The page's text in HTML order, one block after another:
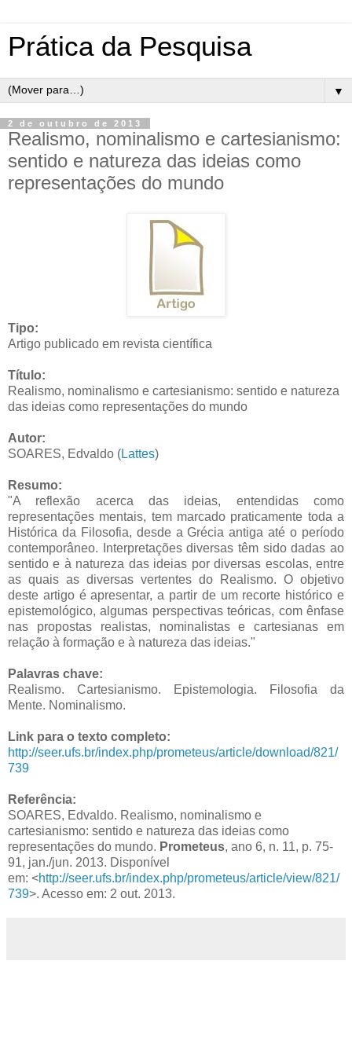
Prática da Pesquisa
▼
2 de outubro de 2013
Realismo, nominalismo e cartesianismo:
sentido e natureza das ideias como
representações do mundo
Tipo:
Artigo publicado em revista científica
Título:
Realismo, nominalismo e cartesianismo: sentido e natureza
das ideias como representações do mundo
Autor:
SOARES, Edvaldo (Lattes)
Resumo:
"A reflexão acerca das ideias, entendidas como
representações mentais, tem marcado praticamente toda a
Histórica da Filosofia, desde a Grécia antiga até o período
contemporâneo. Interpretações diversas têm sido dadas ao
sentido e à natureza das ideias por diversas escolas, entre
as quais as diversas vertentes do Realismo. O objetivo
deste artigo é apresentar, a partir de um recorte histórico e
epistemológico, algumas perspectivas teóricas, com ênfase
nas propostas realistas, nominalistas e cartesianas em
relação à formação e à natureza das ideias."
Palavras chave:
Realismo. Cartesianismo. Epistemologia. Filosofia da
Mente. Nominalismo.
Link para o texto completo:
http://seer.ufs.br/index.php/prometeus/article/download/821/
739
Referência:
SOARES, Edvaldo. Realismo, nominalismo e
cartesianismo: sentido e natureza das ideias como
representações do mundo. Prometeus, ano 6, n. 11, p. 75-
91, jan./jun. 2013. Disponível
em: <http://seer.ufs.br/index.php/prometeus/article/view/821/
739>. Acesso em: 2 out. 2013.